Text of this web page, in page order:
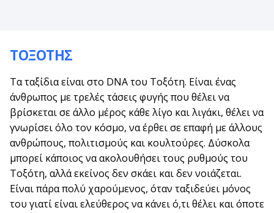
ΤΟΞΟΤΗΣ
Τα ταξίδια είναι στο DNA του Τοξότη. Είναι ένας
άνθρωπος με τρελές τάσεις φυγής που θέλει να
βρίσκεται σε άλλο μέρος κάθε λίγο και λιγάκι, θέλει να
γνωρίσει όλο τον κόσμο, να έρθει σε επαφή με άλλους
ανθρώπους, πολιτισμούς και κουλτούρες. Δύσκολα
μπορεί κάποιος να ακολουθήσει τους ρυθμούς του
Τοξότη, αλλά εκείνος δεν σκάει και δεν νοιάζεται.
Είναι πάρα πολύ χαρούμενος, όταν ταξιδεύει μόνος
του γιατί είναι ελεύθερος να κάνει ό,τι θέλει και όποτε